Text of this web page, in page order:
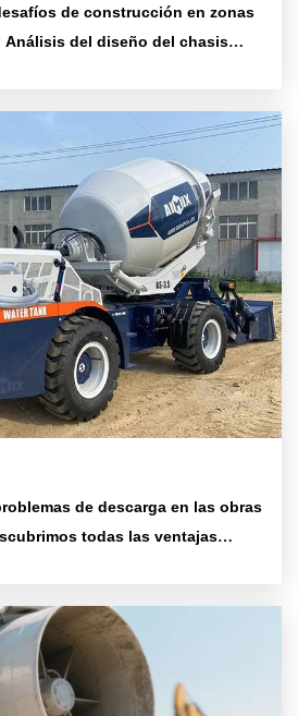
de construcción en zonas
Análisis del diseño del chasis
de descarga en las obras
todas las ventajas